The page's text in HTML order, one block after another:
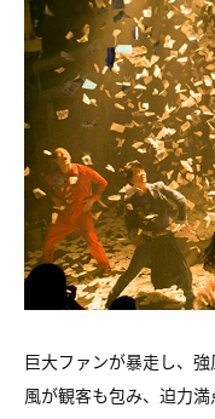
巨大ファンが暴走し、
風が観客も包み、迫力満